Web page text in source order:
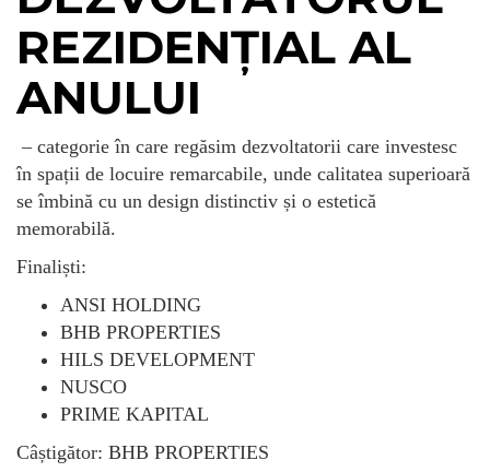
REZIDENȚIAL AL
ANULUI
– categorie în care regăsim dezvoltatorii care investesc
în spații de locuire remarcabile, unde calitatea superioară
se îmbină cu un design distinctiv și o estetică
memorabilă.
Finaliști:
ANSI HOLDING
BHB PROPERTIES
HILS DEVELOPMENT
NUSCO
PRIME KAPITAL
Câștigător: BHB PROPERTIES